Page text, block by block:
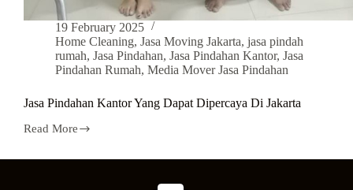
19 February 2025
Home Cleaning, Jasa Moving Jakarta, jasa pindah
rumah, Jasa Pindahan, Jasa Pindahan Kantor, Jasa
Pindahan Rumah, Media Mover Jasa Pindahan
Jasa Pindahan Kantor Yang Dapat Dipercaya Di Jakarta
Read More